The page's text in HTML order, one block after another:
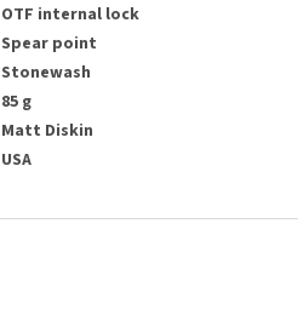
OTF internal lock
Spear point
Stonewash
85 g
Matt Diskin
USA